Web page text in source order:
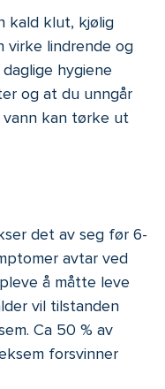
kald klut, kjølig
virke lindrende og
hygiene
og at du unngår
vann kan tørke ut
det av seg før 6-
avtar ved
å måtte leve
vil tilstanden
Ca 50 % av
forsvinner